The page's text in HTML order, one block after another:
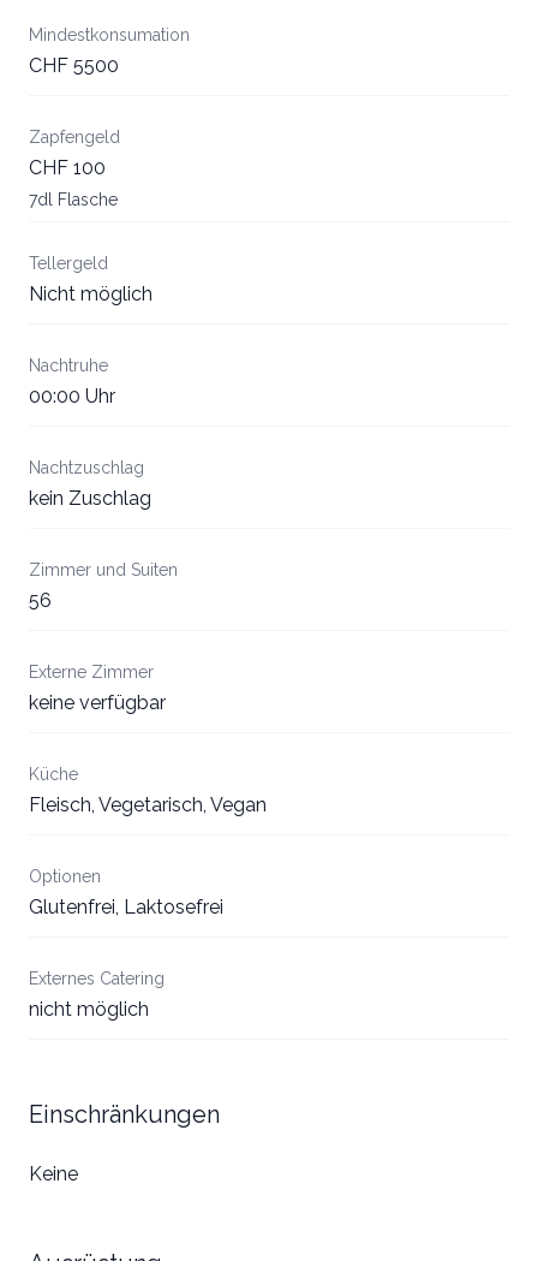
Mindestkonsumation
CHF 5500
Zapfengeld
CHF 100
7dl Flasche
Tellergeld
Nicht möglich
Nachtruhe
00:00 Uhr
Nachtzuschlag
kein Zuschlag
Zimmer und Suiten
56
Externe Zimmer
keine verfügbar
Küche
Fleisch, Vegetarisch, Vegan
Optionen
Glutenfrei, Laktosefrei
Externes Catering
nicht möglich
Einschränkungen
Keine